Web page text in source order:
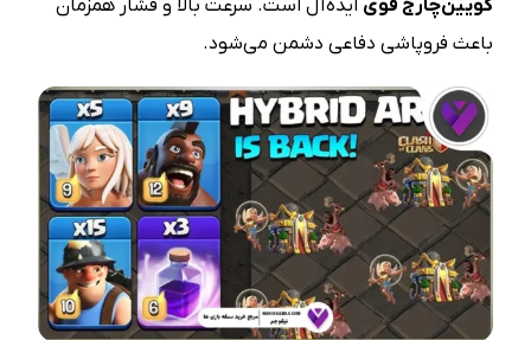
کویین‌چارج قوی ایده‌آل است. سرعت بالا و فشار همزمان
باعث فروپاشی دفاعی دشمن می‌شود.